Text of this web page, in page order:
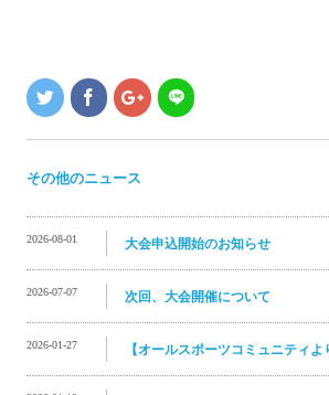
その他のニュース
2026-08-01 大会申込開始のお知らせ
2026-07-07 次回、大会開催について
2026-01-27 【オールスポーツコミュニティ